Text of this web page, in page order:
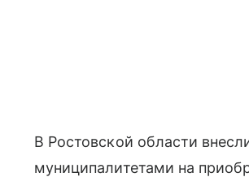
В Ростовской области
муниципалитетами на